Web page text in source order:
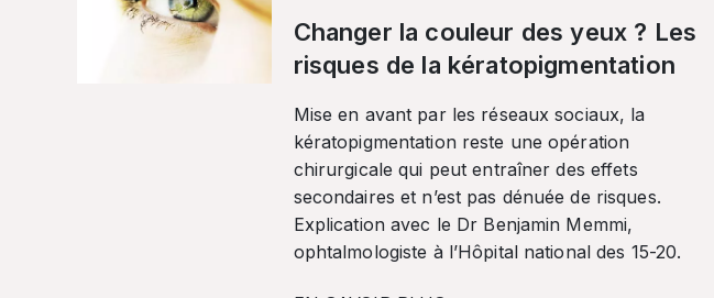
Changer la couleur des yeux ? Les
risques de la kératopigmentation
Mise en avant par les réseaux sociaux, la
kératopigmentation reste une opération
chirurgicale qui peut entraîner des effets
secondaires et n’est pas dénuée de risques.
Explication avec le Dr Benjamin Memmi,
ophtalmologiste à l’Hôpital national des 15-20.